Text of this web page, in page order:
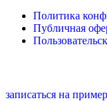
Политика
Публичная
записаться на